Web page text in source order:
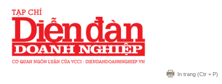
In trang (Ctr + P)